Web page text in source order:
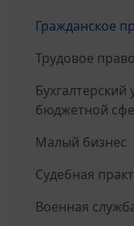
Гражданское
Трудовое право
Бухгалтерский
бюджетной
Малый бизнес
Судебная
Военная